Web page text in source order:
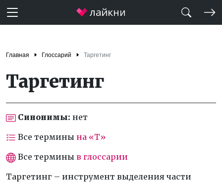
Главная Глоссарий Таргетинг
Таргетинг
Синонимы: нет
Все термины на «Т»
Все термины в глоссарии
Таргетинг – инструмент выделения части